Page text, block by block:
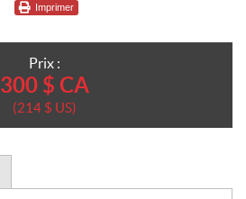
Imprimer
Prix :
300 $ CA
214 $ US